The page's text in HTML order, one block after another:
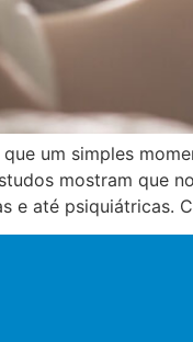
um simples
mostram que
e até psiquiátricas.